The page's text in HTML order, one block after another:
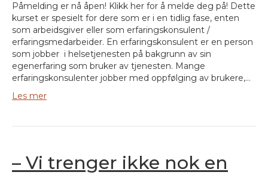
Påmelding er nå åpen! Klikk her for å melde deg på! Dette
kurset er spesielt for dere som er i en tidlig fase, enten
som arbeidsgiver eller som erfaringskonsulent /
erfaringsmedarbeider. En erfaringskonsulent er en person
som jobber i helsetjenesten på bakgrunn av sin
egenerfaring som bruker av tjenesten. Mange
erfaringskonsulenter jobber med oppfølging av brukere,…
Les mer
– Vi trenger ikke nok en